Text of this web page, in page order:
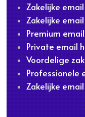
Zakelijke
Zakelijke
Premium
Private email
Voordelige
Professionele
Zakelijke